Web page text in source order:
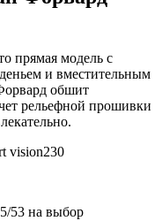
прямая модель с
и вместительным
обшит
рельефной прошивки
vision230
53 на выбор